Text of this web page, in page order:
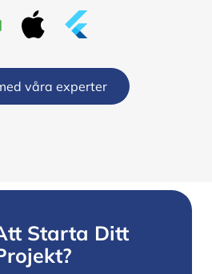
våra experter
Starta Ditt